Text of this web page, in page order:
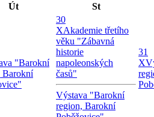
Út St
"Barokní
Barokní
30
XAkademie třetího
věku "Zábavná
historie
napoleonských
časů"
Výstava "Barokní
region, Barokní
31
X